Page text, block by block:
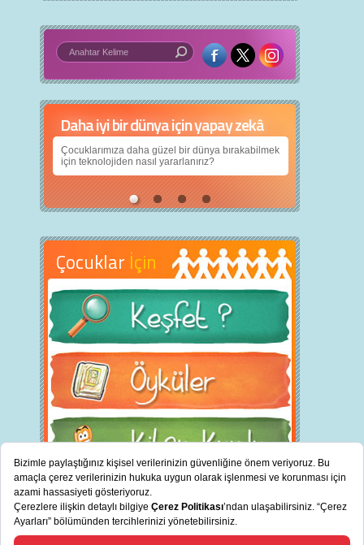
Daha iyi bir dünya için yapay zekâ
Çocuklarımıza daha güzel bir dünya bırakabilmek
için teknolojiden nasıl yararlanırız?
Çocuklar İçin